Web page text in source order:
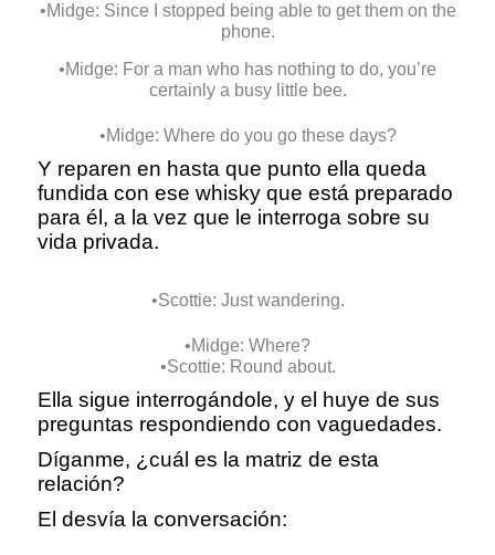
•Midge: Since I stopped being able to get them on the
phone.
•Midge: For a man who has nothing to do, you’re
certainly a busy little bee.
•Midge: Where do you go these days?
Y reparen en hasta que punto ella queda
fundida con ese whisky que está preparado
para él, a la vez que le interroga sobre su
vida privada.
•Scottie: Just wandering.
•Midge: Where?
•Scottie: Round about.
Ella sigue interrogándole, y el huye de sus
preguntas respondiendo con vaguedades.
Díganme, ¿cuál es la matriz de esta
relación?
El desvía la conversación: